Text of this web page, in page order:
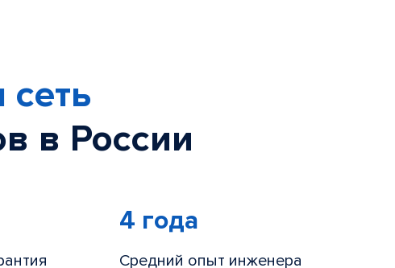
в России
4 года
Средний опыт инженера